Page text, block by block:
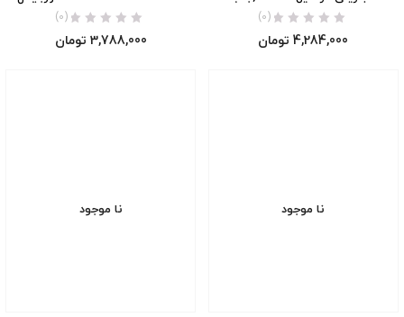
(0)
4,284,000 تومان
(0)
3,788,000 تومان
نا موجود نا موجود